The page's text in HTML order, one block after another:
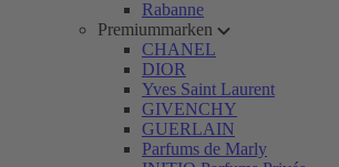
Rabanne
Premiummarken
CHANEL
DIOR
Yves Saint Laurent
GIVENCHY
GUERLAIN
Parfums de Marly